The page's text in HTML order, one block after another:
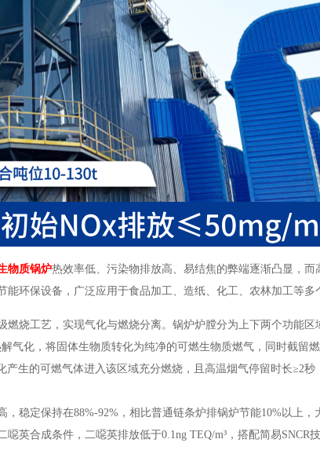
物质锅炉热效率低、污染物排放高、易结焦的弊端逐渐凸显，而
环保设备，广泛应用于食品加工、造纸、化工、农林加工等多
烧工艺，实现气化与燃烧分离。锅炉炉膛分为上下两个功能区
气化，将固体生物质转化为纯净的可燃生物质燃气，同时截留
生的可燃气体进入该区域充分燃烧，且高温烟气停留时长≥2秒
稳定保持在88%-92%，相比普通链条炉排锅炉节能10%以上，
英合成条件，二噁英排放低于0.1ng TEQ/m³，搭配简易SNCR